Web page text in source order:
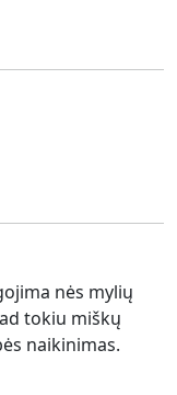
nės mylių
tokiu miškų
naikinimas.